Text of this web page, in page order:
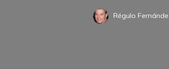
Régulo